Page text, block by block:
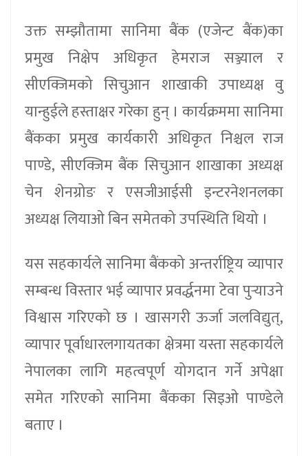
उक्त सम्झौतामा सानिमा बैंक (एजेन्ट बैंक)का
प्रमुख निक्षेप अधिकृत हेमराज सञ्ज्याल र
सीएक्जिमको सिचुआन शाखाकी उपाध्यक्ष वु
यान्हुईले हस्ताक्षर गरेका हुन् । कार्यक्रममा सानिमा
बैंकका प्रमुख कार्यकारी अधिकृत निश्चल राज
पाण्डे, सीएक्जिम बैंक सिचुआन शाखाका अध्यक्ष
चेन शेनग्रोङ र एसजीआईसी इन्टरनेशनलका
अध्यक्ष लियाओ बिन समेतको उपस्थिति थियो ।
यस सहकार्यले सानिमा बैंकको अन्तर्राष्ट्रिय व्यापार
सम्बन्ध विस्तार भई व्यापार प्रवर्द्धनमा टेवा पुर्‍याउने
विश्वास गरिएको छ । खासगरी ऊर्जा जलविद्युत्,
व्यापार पूर्वाधारलगायतका क्षेत्रमा यस्ता सहकार्यले
नेपालका लागि महत्वपूर्ण योगदान गर्ने अपेक्षा
समेत गरिएको सानिमा बैंकका सिइओ पाण्डेले
बताए ।